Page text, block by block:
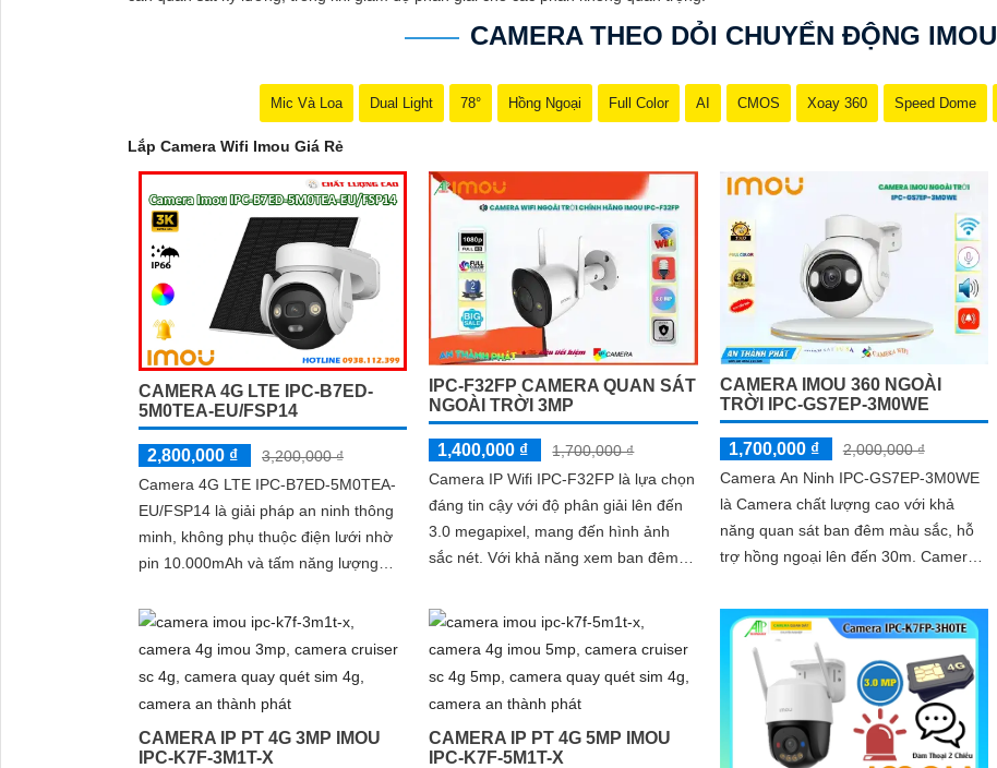
CAMERA THEO DỎI CHUYỂN ĐỘNG IMOU
Mic Và Loa Dual Light 78° Hồng Ngoại Full Color AI CMOS Xoay 360 Speed Dome
Lắp Camera Wifi Imou Giá Rẻ
CAMERA 4G LTE IPC-B7ED-
5M0TEA-EU/FSP14
2,800,000 ₫
3,200,000 ₫
Camera 4G LTE IPC-B7ED-5M0TEA-
EU/FSP14 là giải pháp an ninh thông
minh, không phụ thuộc điện lưới nhờ
pin 10.000mAh và tấm năng lượng
diện...
IPC-F32FP CAMERA QUAN SÁT
NGOÀI TRỜI 3MP
1,400,000 ₫
1,700,000 ₫
Camera IP Wifi IPC-F32FP là lựa chọn
đáng tin cậy với độ phân giải lên đến
3.0 megapixel, mang đến hình ảnh
sắc nét. Với khả năng xem ban đêm
CAMERA IMOU 360 NGOÀI
TRỜI IPC-GS7EP-3M0WE
1,700,000 ₫
2,000,000 ₫
Camera An Ninh IPC-GS7EP-3M0WE
là Camera chất lượng cao với khả
năng quan sát ban đêm màu sắc, hỗ
trợ hồng ngoại lên đến 30m. Camera
dụng, có khả năng xoay 360 độ cho
góc nhìn toàn diện
CAMERA IP PT 4G 3MP IMOU
IPC-K7F-3M1T-X
CAMERA IP PT 4G 5MP IMOU
IPC-K7F-5M1T-X